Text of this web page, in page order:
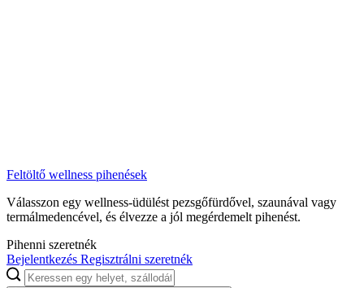
Feltöltő wellness pihenések
Válasszon egy wellness-üdülést pezsgőfürdővel, szaunával vagy
termálmedencével, és élvezze a jól megérdemelt pihenést.
Pihenni szeretnék
Bejelentkezés Regisztrálni szeretnék